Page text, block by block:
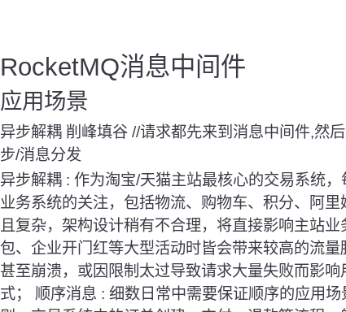
RocketMQ消息中间件
应用场景
异步解耦 削峰填谷 //请求都先来到消息中间件,然
步/消息分发
异步解耦 : 作为淘宝/天猫主站最核心的交易系统
业务系统的关注，包括物流、购物车、积分、阿
且复杂，架构设计稍有不合理，将直接影响主站
包、企业开门红等大型活动时皆会带来较高的流
甚至崩溃，或因限制太过导致请求大量失败而影
式； 顺序消息 : 细数日常中需要保证顺序的应用